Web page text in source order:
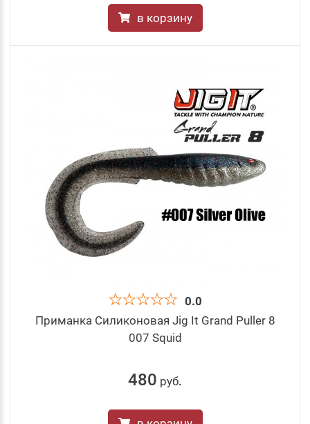
в корзину
0.0
Приманка Силиконовая Jig It Grand Puller 8
007 Squid
480 руб.